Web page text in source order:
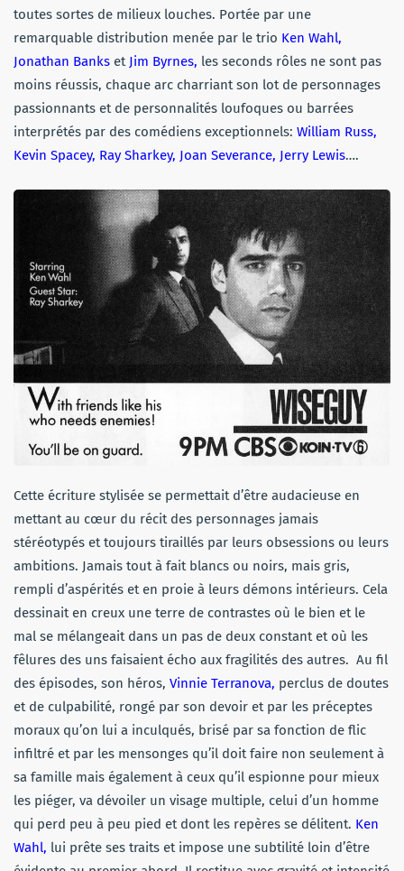
toutes sortes de milieux louches. Portée par une
remarquable distribution menée par le trio Ken Wahl,
Jonathan Banks et Jim Byrnes, les seconds rôles ne sont pas
moins réussis, chaque arc charriant son lot de personnages
passionnants et de personnalités loufoques ou barrées
interprétés par des comédiens exceptionnels: William Russ,
Kevin Spacey, Ray Sharkey, Joan Severance, Jerry Lewis….
Cette écriture stylisée se permettait d’être audacieuse en
mettant au cœur du récit des personnages jamais
stéréotypés et toujours tiraillés par leurs obsessions ou leurs
ambitions. Jamais tout à fait blancs ou noirs, mais gris,
rempli d’aspérités et en proie à leurs démons intérieurs. Cela
dessinait en creux une terre de contrastes où le bien et le
mal se mélangeait dans un pas de deux constant et où les
fêlures des uns faisaient écho aux fragilités des autres. Au fil
des épisodes, son héros, Vinnie Terranova, perclus de doutes
et de culpabilité, rongé par son devoir et par les préceptes
moraux qu’on lui a inculqués, brisé par sa fonction de flic
infiltré et par les mensonges qu’il doit faire non seulement à
sa famille mais également à ceux qu’il espionne pour mieux
les piéger, va dévoiler un visage multiple, celui d’un homme
qui perd peu à peu pied et dont les repères se délitent. Ken
Wahl, lui prête ses traits et impose une subtilité loin d’être